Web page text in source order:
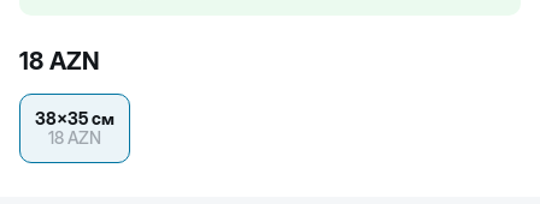
18 AZN
38x35 см
18AZN